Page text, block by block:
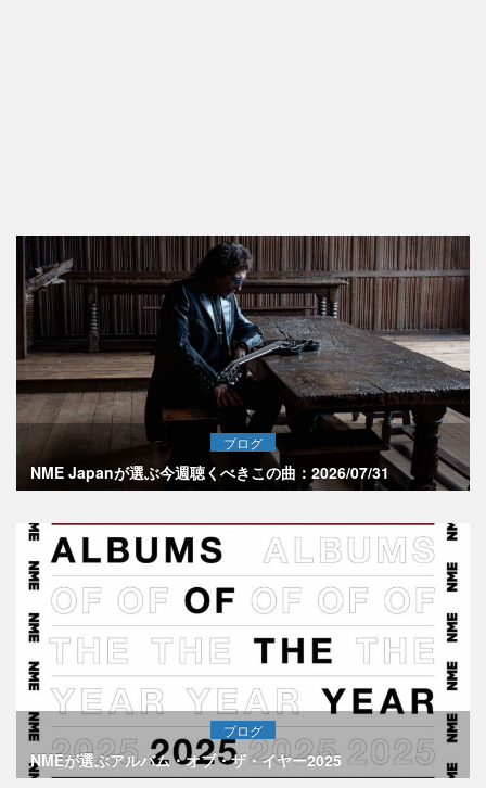
ブログ
NME Japanが選ぶ今週聴くべきこの曲：2026/07/31
ブログ
NMEが選ぶアルバム・オブ・ザ・イヤー2025